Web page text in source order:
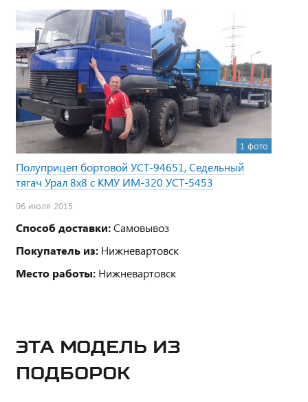
1 фото
Полуприцеп бортовой УСТ-94651, Седельный
тягач Урал 8х8 с КМУ ИМ-320 УСТ-5453
06 июля 2015
Способ доставки:Самовывоз
Покупатель из: Нижневартовск
Место работы: Нижневартовск
ЭТА МОДЕЛЬ ИЗ
ПОДБОРОК